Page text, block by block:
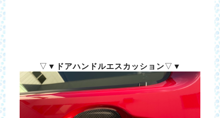
▽▼ ドアハンドルエスカッション▽▼